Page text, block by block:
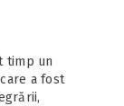
timp un
a fost